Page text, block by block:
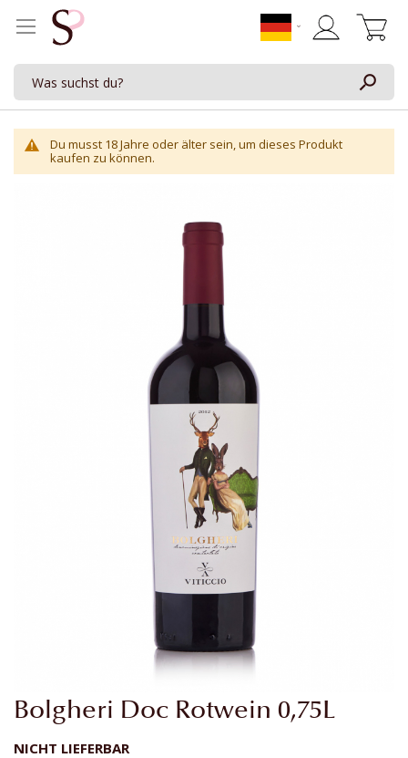
Du musst 18 Jahre oder älter sein, um dieses Produkt
kaufen zu können.
Bolgheri Doc Rotwein 0,75L
NICHT LIEFERBAR
Zum
Anfang
der